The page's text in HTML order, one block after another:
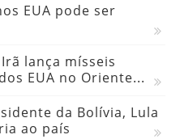
EUA pode ser
lança mísseis
EUA no Oriente...
da Bolívia, Lula
ao país